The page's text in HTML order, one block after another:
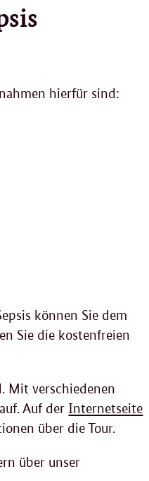
hierfür sind:
können Sie dem
Sie die kostenfreien
Mit verschiedenen
Auf derInternetseite
über die Tour.
über unser